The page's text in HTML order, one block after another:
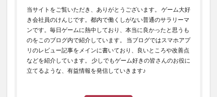
当サイトをご覧いただき、ありがとうございます。 ゲーム大好
き会社員のけんじです。都内で働くしがない普通のサラリーマ
ンです。毎日ゲームに熱中しており、本当に良かったと思うも
のをこのブログ内で紹介しています。 当ブログではスマホアプ
リのレビュー記事をメインに書いており、良いところや改善点
などを紹介しています。 少しでもゲーム好きの皆さんのお役に
立てるような、有益情報を発信していきます♪